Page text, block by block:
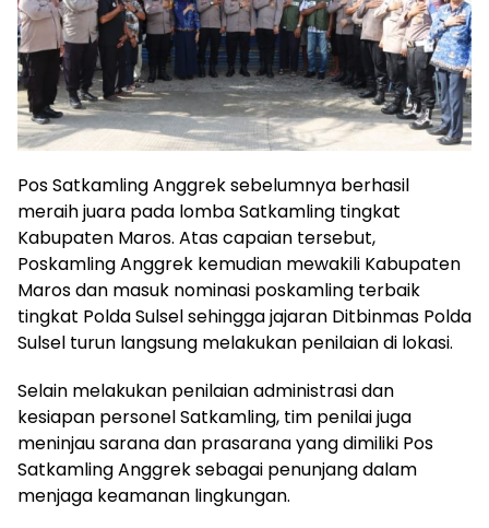
Pos Satkamling Anggrek sebelumnya berhasil
meraih juara pada lomba Satkamling tingkat
Kabupaten Maros. Atas capaian tersebut,
Poskamling Anggrek kemudian mewakili Kabupaten
Maros dan masuk nominasi poskamling terbaik
tingkat Polda Sulsel sehingga jajaran Ditbinmas Polda
Sulsel turun langsung melakukan penilaian di lokasi.
Selain melakukan penilaian administrasi dan
kesiapan personel Satkamling, tim penilai juga
meninjau sarana dan prasarana yang dimiliki Pos
Satkamling Anggrek sebagai penunjang dalam
menjaga keamanan lingkungan.